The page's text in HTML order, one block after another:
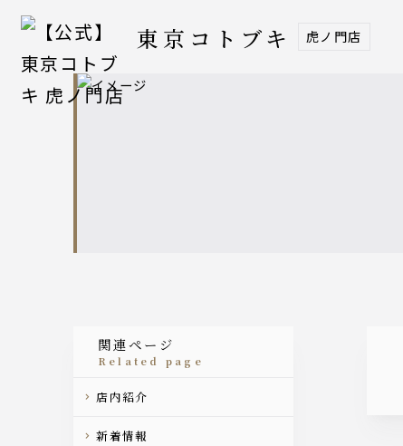
東京コトブキ 虎ノ門店
関連ページ
related page
店内紹介
新着情報